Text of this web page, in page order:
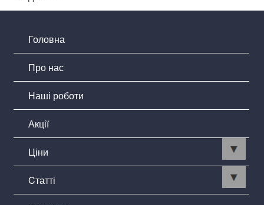
Головна
Про нас
Наші роботи
Акції
Ціни
Cтатті